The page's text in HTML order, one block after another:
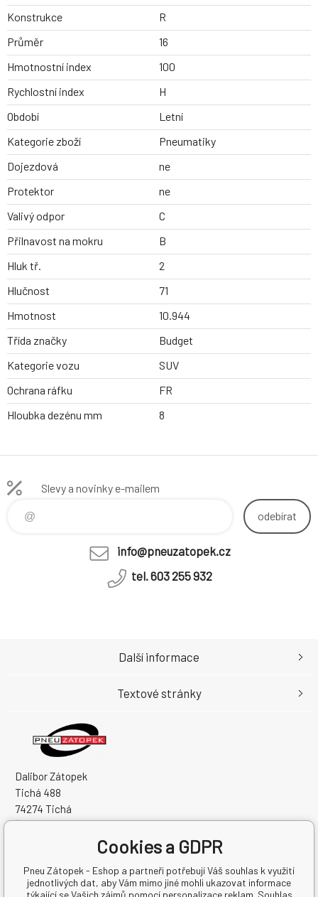
Konstrukce
R
Průměr
16
Hmotnostní index
100
Rychlostní index
H
Období
Letní
Kategorie zboží
Pneumatiky
Dojezdová
ne
Protektor
ne
Valivý odpor
C
Přilnavost na mokru
B
Hluk tř.
2
Hlučnost
71
Hmotnost
10.944
Třída značky
Budget
Kategorie vozu
SUV
Ochrana ráfku
FR
Hloubka dezénu mm
8
Slevy a novinky e-mailem
odebírat
info@pneuzatopek.cz
tel. 603 255 932
Dalibor Zátopek
Tichá 488
74274 Tichá
Česká Republika
DIČ: CZ7504094994
Další informace
Textové stránky
Cookies a GDPR
Pneu Zátopek - Eshop a partneři potřebují Váš souhlas k využití
jednotlivých dat, aby Vám mimo jiné mohli ukazovat informace
týkající se Vašich zájmů pomocí personalizace reklam. Souhlas